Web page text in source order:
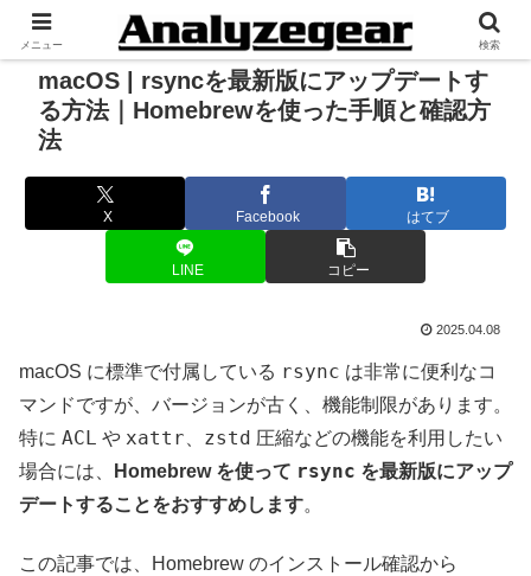
macOS | rsyncを最新版にアップデートす
る方法｜Homebrewを使った手順と確認方
法
X Facebook はてブ
LINE コピー
2025.04.08
macOS に標準で付属している rsync は非常に便利なコ
マンドですが、バージョンが古く、機能制限があります。
特に ACL や xattr zstd 圧縮などの機能を利用したい
場合には、
Homebrew を使って rsync を最新版にアップ
デートすることをおすすめします。
この記事では、Homebrew のインストール確認から
メニュー 検索